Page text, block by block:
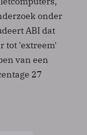
onder
ABI dat
tot 'extreem'
van een
27